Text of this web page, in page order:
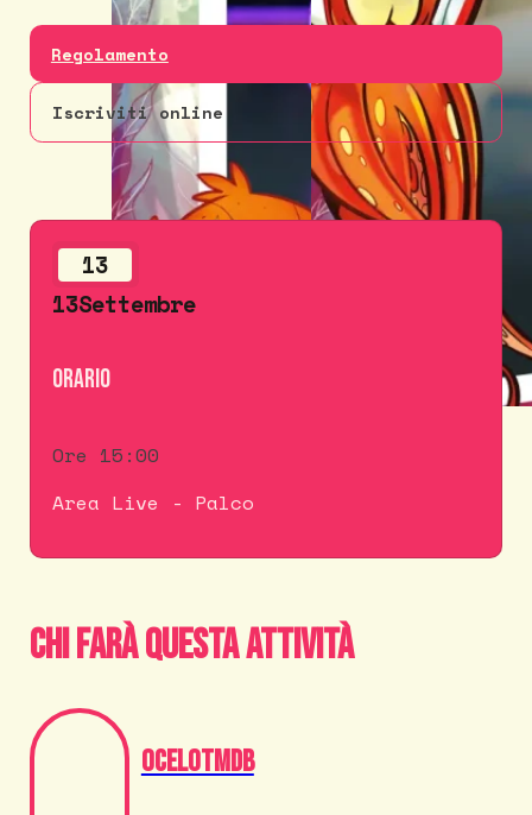
Regolamento
Iscriviti online
Chi farà questa attività
OcelotMDB
13
13Settembre
Orario
Ore 15:00
Area Live - Palco